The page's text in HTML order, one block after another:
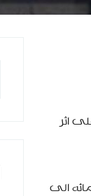
اثر
الى